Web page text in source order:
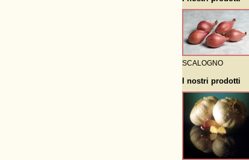
SCALOGNO
I nostri prodotti